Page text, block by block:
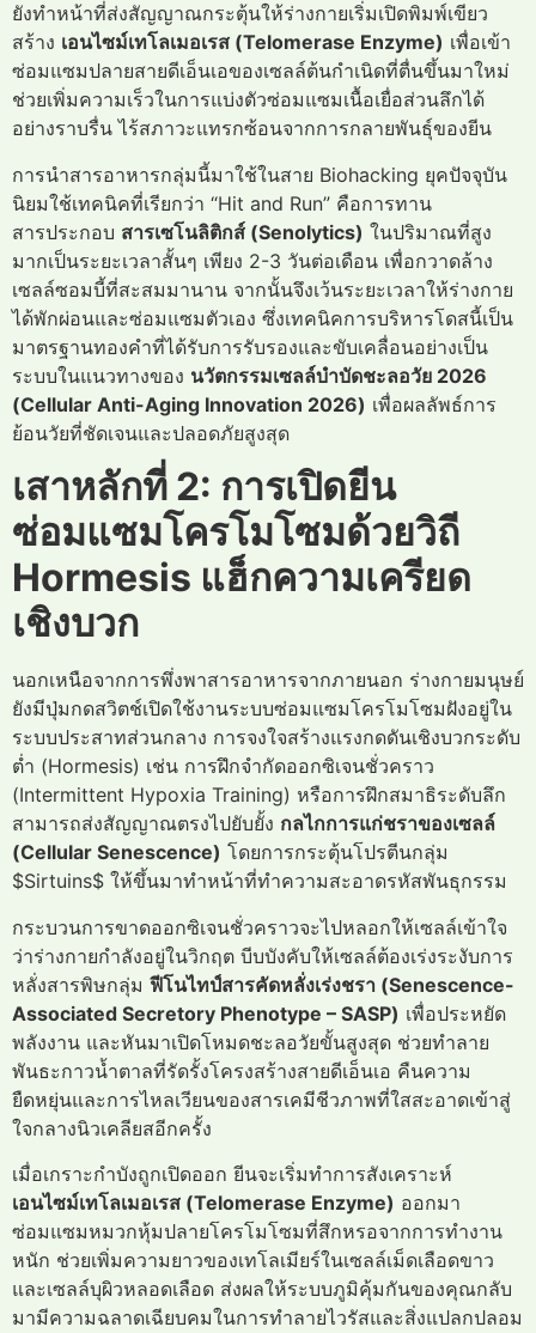
ยังทำหน้าที่ส่งสัญญาณกระตุ้นให้ร่างกายเริ่มเปิดพิมพ์เขียว
สร้าง เอนไซม์เทโลเมอเรส (Telomerase Enzyme) เพื่อเข้า
ซ่อมแซมปลายสายดีเอ็นเอของเซลล์ต้นกำเนิดที่ตื่นขึ้นมาใหม่
ช่วยเพิ่มความเร็วในการแบ่งตัวซ่อมแซมเนื้อเยื่อส่วนลึกได้
อย่างราบรื่น ไร้สภาวะแทรกซ้อนจากการกลายพันธุ์ของยีน
การนำสารอาหารกลุ่มนี้มาใช้ในสาย Biohacking ยุคปัจจุบัน
นิยมใช้เทคนิคที่เรียกว่า “Hit and Run” คือการทาน
สารประกอบ สารเซโนลิติกส์ (Senolytics) ในปริมาณที่สูง
มากเป็นระยะเวลาสั้นๆ เพียง 2-3 วันต่อเดือน เพื่อกวาดล้าง
เซลล์ซอมบี้ที่สะสมมานาน จากนั้นจึงเว้นระยะเวลาให้ร่างกาย
ได้พักผ่อนและซ่อมแซมตัวเอง ซึ่งเทคนิคการบริหารโดสนี้เป็น
มาตรฐานทองคำที่ได้รับการรับรองและขับเคลื่อนอย่างเป็น
ระบบในแนวทางของ นวัตกรรมเซลล์บำบัดชะลอวัย 2026
(Cellular Anti-Aging Innovation 2026) เพื่อผลลัพธ์การ
ย้อนวัยที่ชัดเจนและปลอดภัยสูงสุด
เสาหลักที่ 2: การเปิดยีน
ซ่อมแซมโครโมโซมด้วยวิถี
Hormesis แฮ็กความเครียด
เชิงบวก
นอกเหนือจากการพึ่งพาสารอาหารจากภายนอก ร่างกายมนุษย์
ยังมีปุ่มกดสวิตช์เปิดใช้งานระบบซ่อมแซมโครโมโซมฝังอยู่ใน
ระบบประสาทส่วนกลาง การจงใจสร้างแรงกดดันเชิงบวกระดับ
ต่ำ (Hormesis) เช่น การฝึกจำกัดออกซิเจนชั่วคราว
(Intermittent Hypoxia Training) หรือการฝึกสมาธิระดับลึก
สามารถส่งสัญญาณตรงไปยับยั้ง กลไกการแก่ชราของเซลล์
(Cellular Senescence) โดยการกระตุ้นโปรตีนกลุ่ม
$Sirtuins$ ให้ขึ้นมาทำหน้าที่ทำความสะอาดรหัสพันธุกรรม
กระบวนการขาดออกซิเจนชั่วคราวจะไปหลอกให้เซลล์เข้าใจ
ว่าร่างกายกำลังอยู่ในวิกฤต บีบบังคับให้เซลล์ต้องเร่งระงับการ
หลั่งสารพิษกลุ่ม ฟีโนไทป์สารคัดหลั่งเร่งชรา (Senescence-
Associated Secretory Phenotype – SASP) เพื่อประหยัด
พลังงาน และหันมาเปิดโหมดชะลอวัยขั้นสูงสุด ช่วยทำลาย
พันธะกาวน้ำตาลที่รัดรั้งโครงสร้างสายดีเอ็นเอ คืนความ
ยืดหยุ่นและการไหลเวียนของสารเคมีชีวภาพที่ใสสะอาดเข้าสู่
ใจกลางนิวเคลียสอีกครั้ง
เมื่อเกราะกำบังถูกเปิดออก ยีนจะเริ่มทำการสังเคราะห์
เอนไซม์เทโลเมอเรส (Telomerase Enzyme) ออกมา
ซ่อมแซมหมวกหุ้มปลายโครโมโซมที่สึกหรอจากการทำงาน
หนัก ช่วยเพิ่มความยาวของเทโลเมียร์ในเซลล์เม็ดเลือดขาว
และเซลล์บุผิวหลอดเลือด ส่งผลให้ระบบภูมิคุ้มกันของคุณกลับ
มามีความฉลาดเฉียบคมในการทำลายไวรัสและสิ่งแปลกปลอม